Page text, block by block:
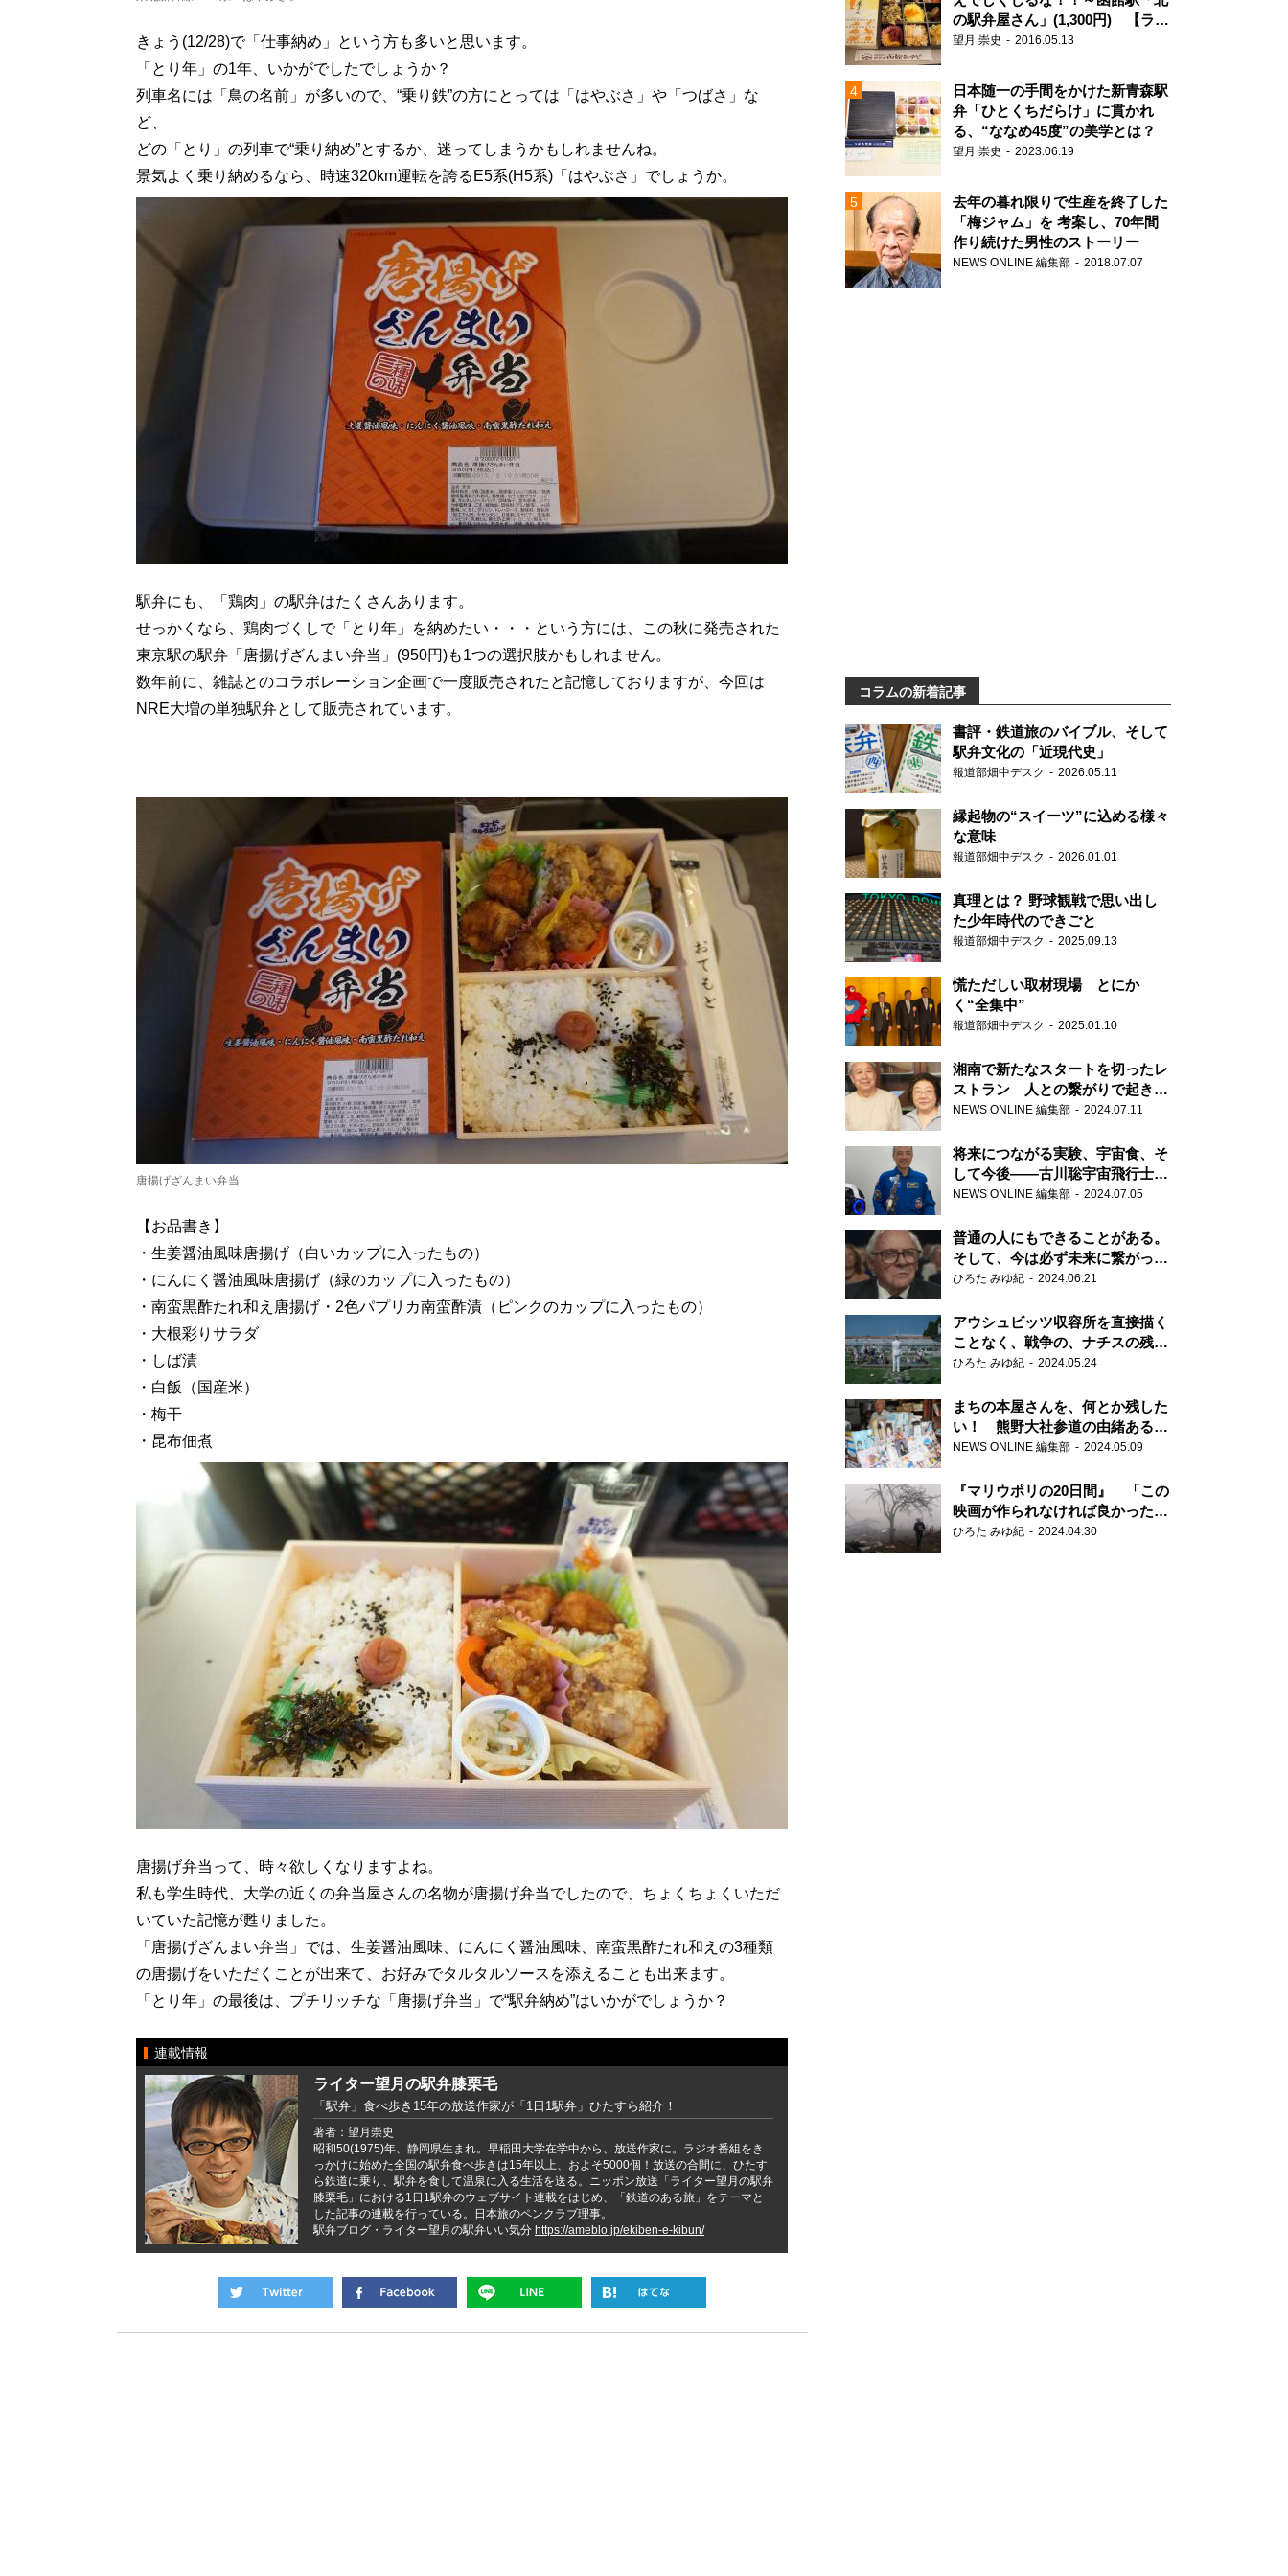
きょう(12/28)で「仕事納め」という方も多いと思います。
「とり年」の1年、いかがでしたでしょうか？
列車名には「鳥の名前」が多いので、“乗り鉄”の方にとっては「はやぶさ」や「つばさ」な
ど、
どの「とり」の列車で“乗り納め”とするか、迷ってしまうかもしれませんね。
景気よく乗り納めるなら、時速320km運転を誇るE5系(H5系)「はやぶさ」でしょうか。
駅弁にも、「鶏肉」の駅弁はたくさんあります。
せっかくなら、鶏肉づくしで「とり年」を納めたい・・・という方には、この秋に発売された
東京駅の駅弁「唐揚げざんまい弁当」(950円)も1つの選択肢かもしれません。
数年前に、雑誌とのコラボレーション企画で一度販売されたと記憶しておりますが、今回は
NRE大増の単独駅弁として販売されています。
唐揚げざんまい弁当
【お品書き】
・生姜醤油風味唐揚げ（白いカップに入ったもの）
・にんにく醤油風味唐揚げ（緑のカップに入ったもの）
・南蛮黒酢たれ和え唐揚げ・2色パプリカ南蛮酢漬（ピンクのカップに入ったもの）
・大根彩りサラダ
・しば漬
・白飯（国産米）
・梅干
・昆布佃煮
唐揚げ弁当って、時々欲しくなりますよね。
私も学生時代、大学の近くの弁当屋さんの名物が唐揚げ弁当でしたので、ちょくちょくいただ
いていた記憶が甦りました。
「唐揚げざんまい弁当」では、生姜醤油風味、にんにく醤油風味、南蛮黒酢たれ和えの3種類
の唐揚げをいただくことが出来て、お好みでタルタルソースを添えることも出来ます。
「とり年」の最後は、プチリッチな「唐揚げ弁当」で“駅弁納め”はいかがでしょうか？
連載情報
ライター望月の駅弁膝栗毛
「駅弁」食べ歩き15年の放送作家が「1日1駅弁」ひたすら紹介！
著者：望月崇史
昭和50(1975)年、静岡県生まれ。早稲田大学在学中から、放送作家に。ラジオ番組をき
っかけに始めた全国の駅弁食べ歩きは15年以上、およそ5000個！放送の合間に、ひたす
ら鉄道に乗り、駅弁を食して温泉に入る生活を送る。ニッポン放送「ライター望月の駅弁
膝栗毛」における1日1駅弁のウェブサイト連載をはじめ、「鉄道のある旅」をテーマと
した記事の連載を行っている。日本旅のペンクラブ理事。
駅弁ブログ・ライター望月の駅弁いい気分 https://ameblo.jp/ekiben-e-kibun/
の駅弁屋さん」(1,300円) 【ライ
ター望月の駅弁膝栗毛】
望月 崇史 2016.05.13
日本随一の手間をかけた新青森駅
弁「ひとくちだらけ」に貫かれ
る、“ななめ45度”の美学とは？
望月 崇史 2023.06.19
去年の暮れ限りで生産を終了した
「梅ジャム」を 考案し、70年間
作り続けた男性のストーリー
NEWS ONLINE 編集部 2018.07.07
コラムの新着記事
書評・鉄道旅のバイブル、そして
駅弁文化の「近現代史」
報道部畑中デスク 2026.05.11
縁起物の“スイーツ”に込める様々
な意味
報道部畑中デスク 2026.01.01
真理とは？ 野球観戦で思い出し
た少年時代のできごと
報道部畑中デスク 2025.09.13
慌ただしい取材現場 とにか
く“全集中”
報道部畑中デスク 2025.01.10
湘南で新たなスタートを切ったレ
ストラン 人との繋がりで起きた
奇跡
NEWS ONLINE 編集部 2024.07.11
将来につながる実験、宇宙食、そ
して今後――古川聡宇宙飛行士単
独インタビュー
NEWS ONLINE 編集部 2024.07.05
普通の人にもできることがある。
そして、今は必ず未来に繋がって
いく……『ONE LIFE 奇跡が繋い
ひろた みゆ紀 2024.06.21
アウシュビッツ収容所を直接描く
ことなく、戦争の、ナチスの残虐
さが見える映画 『関心領域』
ひろた みゆ紀 2024.05.24
まちの本屋さんを、何とか残した
い！ 熊野大社参道の由緒ある書
店・三代目の強い思い
NEWS ONLINE 編集部 2024.05.09
『マリウポリの20日間』 「この
映画が作られなければ良かった」
と語る監督
ひろた みゆ紀 2024.04.30